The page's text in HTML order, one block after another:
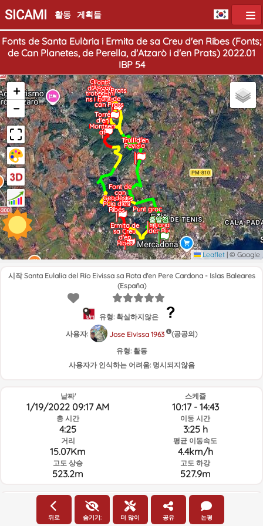
SICAMI 활동 게획들
Fonts de Santa Eulària i Ermita de sa Creu d'en Ribes (Fonts;
de Can Planetes, de Perella, d'Atzarò i d'en Prats) 2022.01
IBP 54
출발점
도착점
Santa
Eulària
des Riu
Font de
can
planetes
Trull d'en
Vic
Font de
Perella
Can Prats
Font
d'Atzarò
Grupet
d'avui
trotekemi
ns i altres
Font de
can Prats
Torre
d'en
Montserr
at
Geodèsic
Puig d'en
Ribes
Ermita de
sa Creu
d'en
Ribes
Punt groc
+
−
Leaflet | © Google
시작 Santa Eulalia del Río Eivissa sa Rota d'en Pere Cardona - Islas Baleares
(España)
유형: 확실하지않은
사용자:
Jose Eivissa 1963
(공공의)
유형: 활동
사용자가 인식하는 어려움: 명시되지않음
날짜'
1/19/2022 09:17 AM
총 시간
4:25
거리
15.07Km
고도 상승
523.2m
스케쥴
10:17 - 14:43
이동 시간
3:25 h
평균 이동속도
4.4km/h
고도 하강
527.9m
루트의 그날과 선택된 시간의 날씨
뒤로 숨기기: 더 많이 공유 논평